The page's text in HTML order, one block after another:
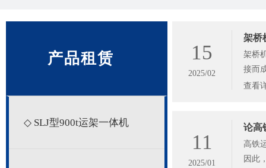
产品租赁
◇ SLJ型900t运架一体机
15
2025/02
架桥
架桥
接而
查看
11
2025/01
论高
高铁
因此